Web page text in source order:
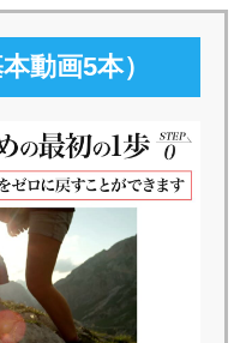
動画5本）